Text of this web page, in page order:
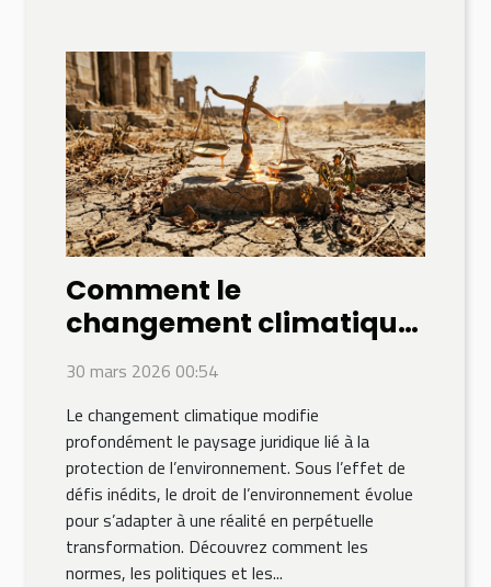
Comment le
changement climatique
influence-t-il le droit de
l'environnement ?
30 mars 2026 00:54
Le changement climatique modifie
profondément le paysage juridique lié à la
protection de l’environnement. Sous l’effet de
défis inédits, le droit de l’environnement évolue
pour s’adapter à une réalité en perpétuelle
transformation. Découvrez comment les
normes, les politiques et les...